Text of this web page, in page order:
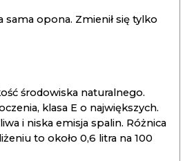
opona. Zmienił się tylko
środowiska naturalnego.
klasa E o największych.
i niska emisja spalin. Różnica
to około 0,6 litra na 100